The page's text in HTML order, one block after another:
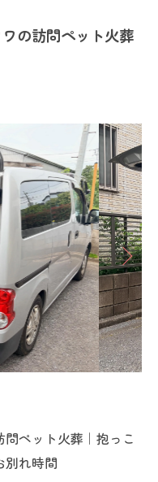
ワの訪問ペット火葬
問ペット火葬｜抱っこ
別れ時間